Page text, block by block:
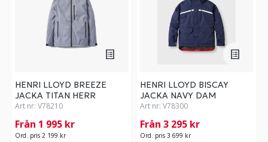
HENRI LLOYD BREEZE
JACKA TITAN HERR
Art nr: V78210
Från 1 995 kr
Ord. pris 2 199 kr
HENRI LLOYD BISCAY
JACKA NAVY DAM
Art nr: V78300
Från 3 295 kr
Ord. pris 3 699 kr